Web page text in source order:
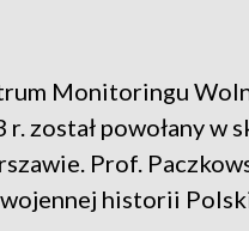
Monitoringu
został powołany w
Prof.
historii